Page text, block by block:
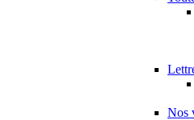
Nos